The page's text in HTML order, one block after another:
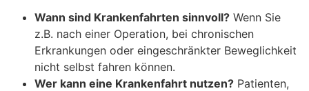
Wann sind Krankenfahrten sinnvoll? Wenn Sie
z.B. nach einer Operation, bei chronischen
Erkrankungen oder eingeschränkter Beweglichkeit
nicht selbst fahren können.
Wer kann eine Krankenfahrt nutzen? Patienten,